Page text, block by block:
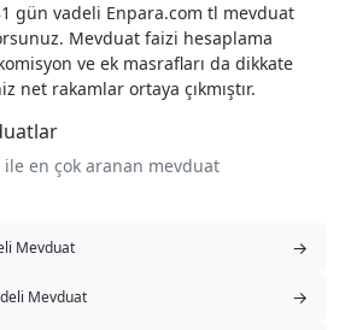
gün vadeli Enpara.com tl mevduat
Mevduat faizi hesaplama
ve ek masrafları da dikkate
net rakamlar ortaya çıkmıştır.
en çok aranan mevduat
Mevduat →
Mevduat →